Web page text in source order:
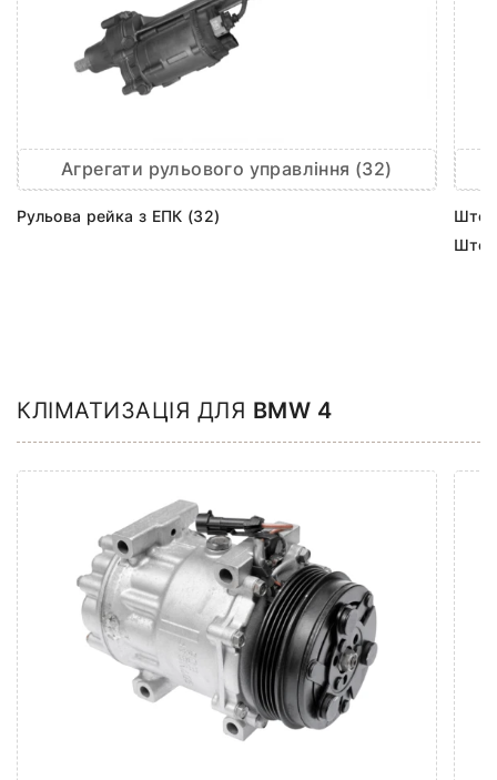
Агрегати рульового управління (32)
Рульова рейка з ЕПК (32)
Шток
КЛІМАТИЗАЦІЯ ДЛЯ BMW 4